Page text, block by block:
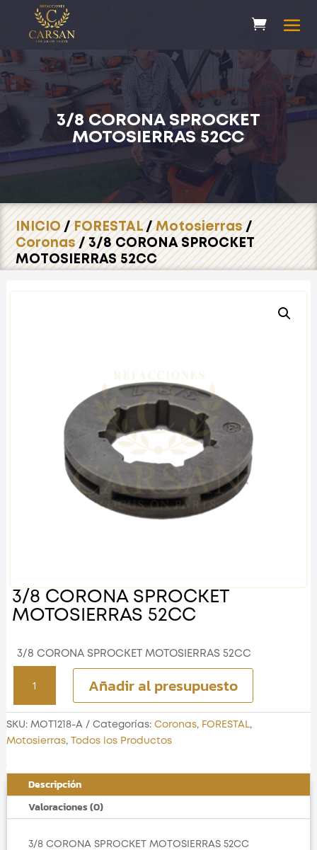
3/8 CORONA SPROCKET
MOTOSIERRAS 52CC
INICIO/FORESTAL/Motosierras/
Coronas/ 3/8 CORONA SPROCKET
MOTOSIERRAS 52CC
3/8 CORONA SPROCKET
MOTOSIERRAS 52CC
3/8 CORONA SPROCKET MOTOSIERRAS 52CC
CORONA
SPROCKET
MOTOSIERRAS
52CC
Añadir al presupuesto
SKU: MOT1218-A Categorías: Coronas, FORESTAL,
Motosierras, Todos los Productos
Descripción
Valoraciones (0)
3/8 CORONA SPROCKET MOTOSIERRAS 52CC